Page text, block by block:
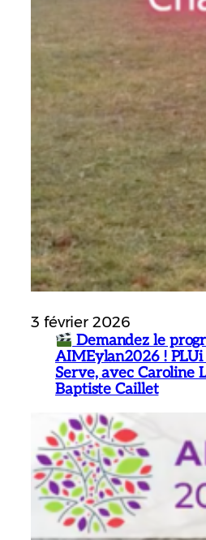
3 février 2026
Demandez le
AIMEylan2026 !
Serve, avec Caroline
Baptiste Caillet